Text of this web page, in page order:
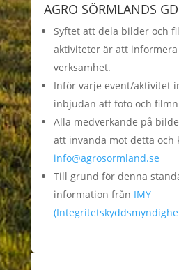
AGRO SÖRMLANDS
Syftet att dela bilder och
aktiviteter är att informera
verksamhet.
Inför varje event/aktivitet
inbjudan att foto och
Alla medverkande på
att invända mot detta och
info@agrosormland.se
Till grund för denna
information från IMY